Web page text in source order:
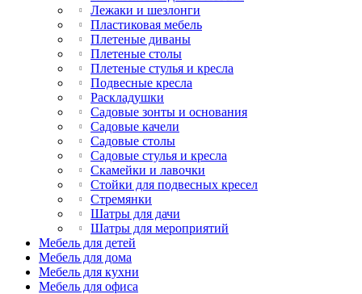
Лежаки и шезлонги
Пластиковая мебель
Плетеные диваны
Плетеные столы
Плетеные стулья и кресла
Подвесные кресла
Раскладушки
Садовые зонты и основания
Садовые качели
Садовые столы
Садовые стулья и кресла
Скамейки и лавочки
Стойки для подвесных кресел
Стремянки
Шатры для дачи
Шатры для мероприятий
Мебель для детей
Мебель для дома
Мебель для кухни
Мебель для офиса